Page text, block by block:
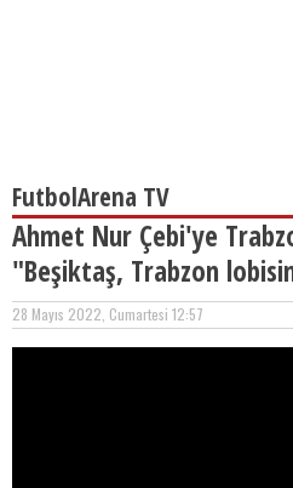
FutbolArena TV
Ahmet Nur Çebi'ye
"Beşiktaş, Trabzon
28 Mayıs 2022, Cumartesi 12:57